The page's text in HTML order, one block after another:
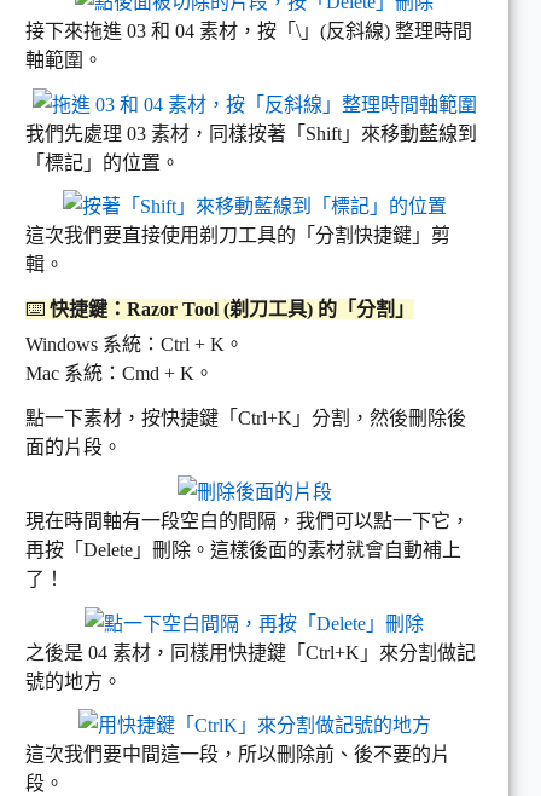
接下來拖進 03 和 04 素材，按「\」(反斜線) 整理時間
軸範圍。
我們先處理 03 素材，同樣按著「Shift」來移動藍線到
「標記」的位置。
這次我們要直接使用剃刀工具的「分割快捷鍵」剪
輯。
⌨️ 快捷鍵：Razor Tool (剃刀工具) 的「分割」
Windows 系統：Ctrl + K。
Mac 系統：Cmd + K。
點一下素材，按快捷鍵「Ctrl+K」分割，然後刪除後
面的片段。
現在時間軸有一段空白的間隔，我們可以點一下它，
再按「Delete」刪除。這樣後面的素材就會自動補上
了！
之後是 04 素材，同樣用快捷鍵「Ctrl+K」來分割做記
號的地方。
這次我們要中間這一段，所以刪除前、後不要的片
段。